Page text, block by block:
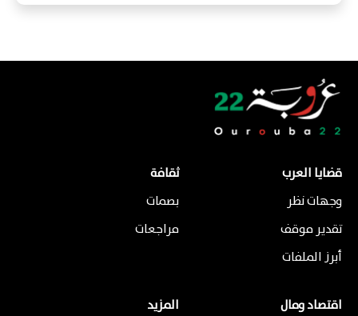
قضايا العرب
وجهات نظر
تقدير موقف
أبرز الملفات
ثقافة
بصمات
مراجعات
اقتصاد ومال
المزيد